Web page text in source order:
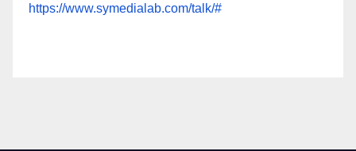
https://www.symedialab.com/talk/#